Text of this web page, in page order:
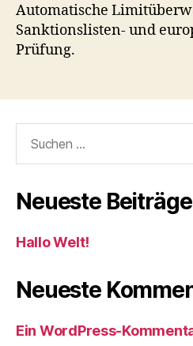
Automatische
Sanktionslisten- und
Prüfung.
Neueste Beiträge
Hallo Welt!
Neueste
Ein WordPress-